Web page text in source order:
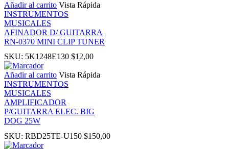
Añadir al carrito Vista Rápida
INSTRUMENTOS
MUSICALES
AFINADOR D/ GUITARRA
RN-0370 MINI CLIP TUNER
SKU: 5K1248E130 $12,00
Añadir al carrito Vista Rápida
INSTRUMENTOS
MUSICALES
AMPLIFICADOR
P/GUITARRA ELEC. BIG
DOG 25W
SKU: RBD25TE-U150 $150,00